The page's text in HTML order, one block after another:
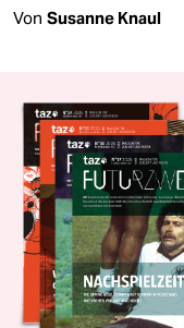
Von Susanne Knaul